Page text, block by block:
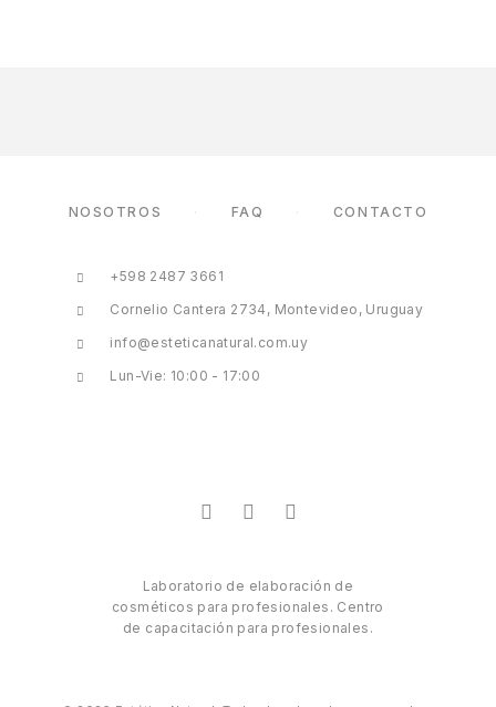
NOSOTROS FAQ CONTACTO
+598 2487 3661
Cornelio Cantera 2734, Montevideo, Uruguay
info@esteticanatural.com.uy
Lun-Vie: 10:00 - 17:00
Laboratorio de elaboración de
cosméticos para profesionales. Centro
de capacitación para profesionales.